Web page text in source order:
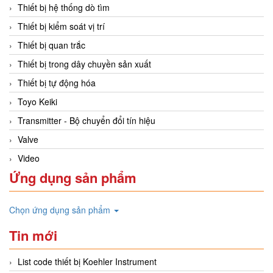
Thiết bị hệ thống dò tìm
Thiết bị kiểm soát vị trí
Thiết bị quan trắc
Thiết bị trong dây chuyền sản xuất
Thiết bị tự động hóa
Toyo Keiki
Transmitter - Bộ chuyển đổi tín hiệu
Valve
Video
Ứng dụng sản phẩm
Chọn ứng dụng sản phẩm
Tin mới
List code thiết bị Koehler Instrument